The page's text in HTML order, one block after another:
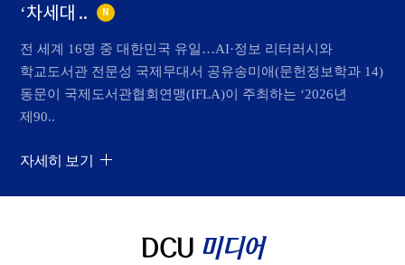
‘차세대 ..
N
전 세계 16명 중 대한민국 유일…AI·정보 리터러시와
학교도서관 전문성 국제무대서 공유송미애(문헌정보학과 14)
동문이 국제도서관협회연맹(IFLA)이 주최하는 ‘2026년
제90..
자세히 보기
DCU 미디어